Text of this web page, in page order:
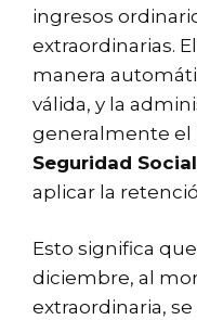
ingresos
extraordinarias.
manera
válida, y la
generalmente el
Seguridad Social
aplicar la
Esto significa
diciembre, al
extraordinaria,